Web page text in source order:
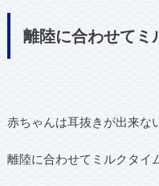
離陸に合わせてミ
赤ちゃんは耳抜きが出来な
離陸に合わせてミルクタイ